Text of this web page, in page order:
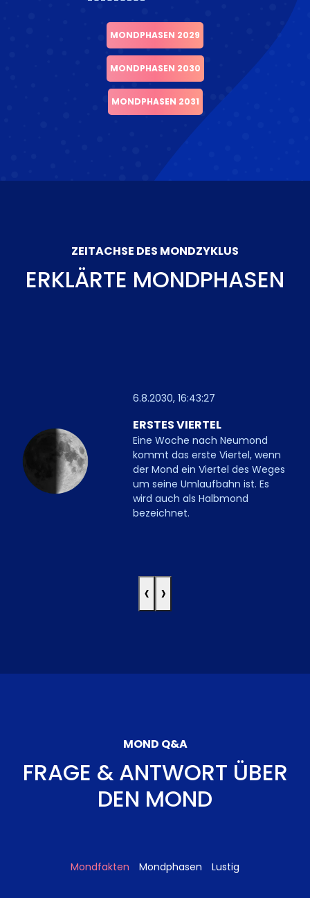
MONDPHASEN 2029
MONDPHASEN 2030
MONDPHASEN 2031
ZEITACHSE DES MONDZYKLUS
ERKLÄRTE MONDPHASEN
6.8.2030, 16:43:27
ERSTES VIERTEL
Eine Woche nach Neumond
kommt das erste Viertel, wenn
der Mond ein Viertel des Weges
um seine Umlaufbahn ist. Es
wird auch als Halbmond
bezeichnet.
‹ ›
MOND Q&A
FRAGE & ANTWORT ÜBER
DEN MOND
Mondfakten Mondphasen Lustig